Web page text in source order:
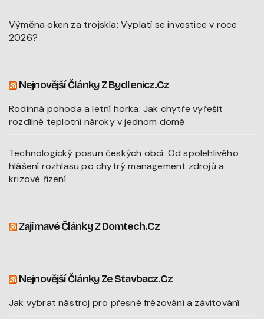
Výměna oken za trojskla: Vyplatí se investice v roce
2026?
Nejnovější Články Z Bydlenicz.cz
Rodinná pohoda a letní horka: Jak chytře vyřešit
rozdílné teplotní nároky v jednom domě
Technologický posun českých obcí: Od spolehlivého
hlášení rozhlasu po chytrý management zdrojů a
krizové řízení
Zajímavé Články Z Domtech.cz
Nejnovější Články Ze Stavbacz.cz
Jak vybrat nástroj pro přesné frézování a závitování